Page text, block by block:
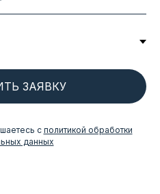
ЗАЯВКУ
с политикой обработки
данных